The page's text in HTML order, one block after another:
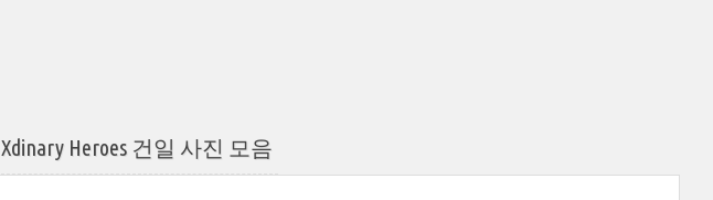
Xdinary Heroes 건일 사진 모음